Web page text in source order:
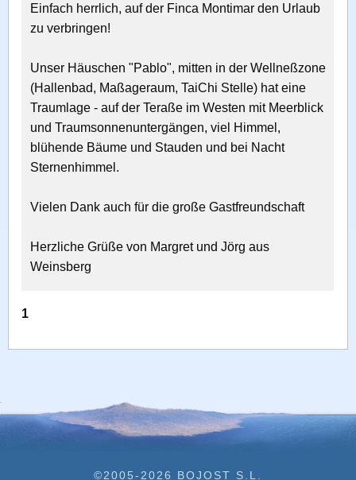
Einfach herrlich, auf der Finca Montimar den Urlaub
zu verbringen!
Unser Häuschen "Pablo", mitten in der Wellneßzone
(Hallenbad, Maßageraum, TaiChi Stelle) hat eine
Traumlage - auf der Teraße im Westen mit Meerblick
und Traumsonnenuntergängen, viel Himmel,
blühende Bäume und Stauden und bei Nacht
Sternenhimmel.
Vielen Dank auch für die große Gastfreundschaft
Herzliche Grüße von Margret und Jörg aus
Weinsberg
1
©2005-2026 BOJOST S.L.